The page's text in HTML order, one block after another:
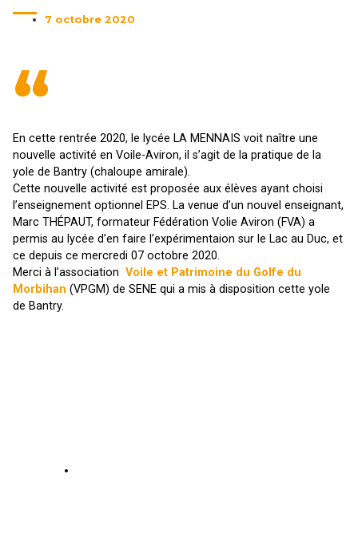
7 octobre 2020
“
En cette rentrée 2020, le lycée LA MENNAIS voit naître une
nouvelle activité en Voile-Aviron, il s’agit de la pratique de la
yole de Bantry (chaloupe amirale).
Cette nouvelle activité est proposée aux élèves ayant choisi
l’enseignement optionnel EPS. La venue d’un nouvel enseignant,
Marc THÉPAUT, formateur Fédération Volie Aviron (FVA) a
permis au lycée d’en faire l’expérimentaion sur le Lac au Duc, et
ce depuis ce mercredi 07 octobre 2020.
Merci à l’association Voile et Patrimoine du Golfe du
Morbihan (VPGM) de SENE qui a mis à disposition cette yole
de Bantry.